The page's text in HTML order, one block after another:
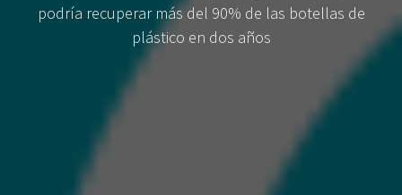
podría recuperar más del 90% de las botellas de
plástico en dos años